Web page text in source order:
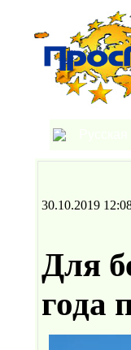
30.10.2019
Для
года